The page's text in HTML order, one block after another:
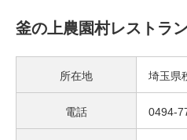
釜の上農園村レストラ
所在地 埼玉県
電話 0494-